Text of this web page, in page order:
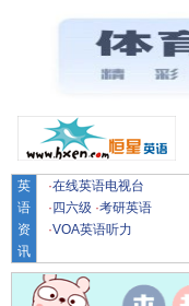
英
语
资
讯
·在线英语电视台
· 四六级 ·考研英语
·VOA英语听力